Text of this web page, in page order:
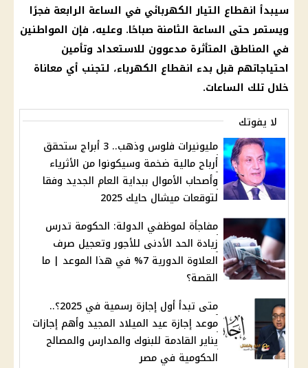
سيبدأ انقطاع التيار الكهربائي في الساعة الرابعة فجرًا
ويستمر حتى الساعة الثامنة صباحًا. وعليه، فإن المواطنين
في المناطق المتأثرة مدعوون للاستعداد وتأمين
احتياجاتهم قبل بدء انقطاع الكهرباء، لتجنب أي معاناة
خلال تلك الساعات.
لا يفوتك
مليونيرات فلوس وذهب.. 3 أبراج ستحقق
أرباح مالية ضخمة وسيكونوا من الأثرياء
وأصحاب الأموال ببداية العام الجديد وفقا
لتوقعات ميشال حايك 2025
مفاجأة لموظفي الدولة: الحكومة تدرس
زيادة الحد الأدنى للأجور وتعجيل صرف
العلاوة الدورية 7% في هذا الموعد | ما
القصة؟
متى تبدأ أول إجازة رسمية في 2025؟..
موعد إجازة عيد الميلاد المجيد وأهم إجازات
يناير القادمة للبنوك والمدارس والمصالح
الحكومية في مصر